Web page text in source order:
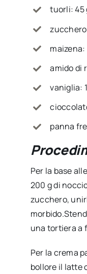
tuorli: 45
maizena:
amido di
vaniglia:
panna
Per la base
200 g di
zucchero,
una tortiera a
Per la crema
bollore il latte